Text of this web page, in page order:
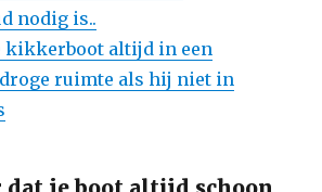
nodig is..
kikkerboot altijd in een
ruimte als hij niet in